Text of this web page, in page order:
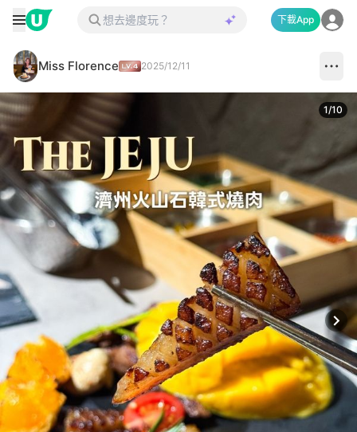
下載App
Miss Florence 2025/12/11
1/10